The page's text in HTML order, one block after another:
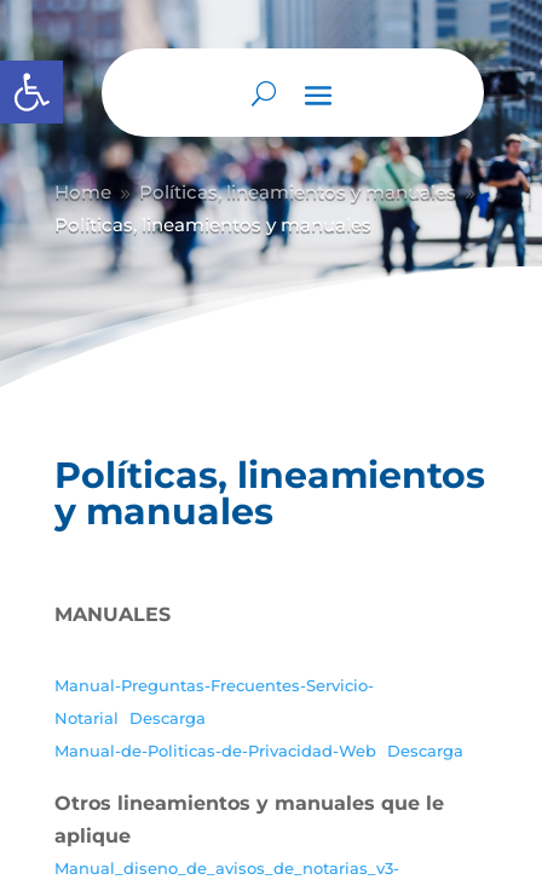
Abrir barra de herramientas
Home 9 Políticas, lineamientos y manuales 9
Políticas, lineamientos y manuales
Políticas, lineamientos
y manuales
MANUALES
Manual-Preguntas-Frecuentes-Servicio-
Notarial
Descarga
Manual-de-Politicas-de-Privacidad-Web
Descarga
Otros lineamientos y manuales que le
aplique
Manual_diseno_de_avisos_de_notarias_v3-